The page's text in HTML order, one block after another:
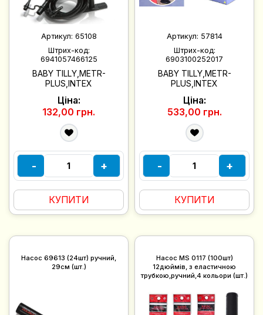
Артикул: 65108
Штрих-код:
6941057466125
BABY TILLY,METR-
PLUS,INTEX
Ціна:
132,00 грн.
- +
КУПИТИ
Артикул: 57814
Штрих-код:
6903100252017
BABY TILLY,METR-
PLUS,INTEX
Ціна:
533,00 грн.
- +
КУПИТИ
Насос 69613 (24шт) ручний,
29см (шт.)
Насос MS 0117 (100шт)
12дюймів, з еластичною
трубкою,ручний,4 кольори (шт.)